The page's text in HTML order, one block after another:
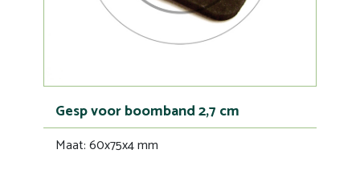
Gesp voor boomband 2,7 cm
Maat: 60x75x4 mm